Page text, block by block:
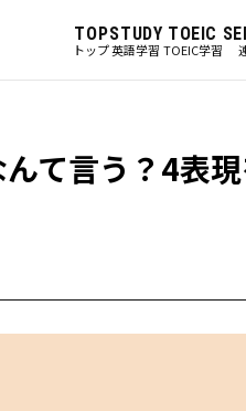
TOP
トップ
STUDY
英語学習
TOEIC
TOEIC学習
んて言う？4表